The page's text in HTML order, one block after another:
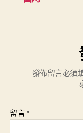
發佈留言必須
留言*